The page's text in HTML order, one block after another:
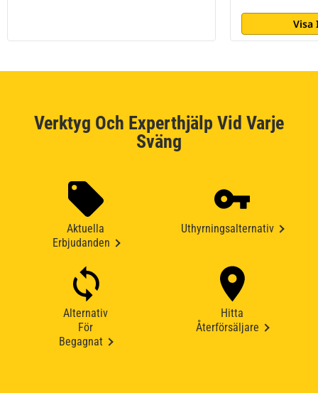
Visa
Verktyg Och Experthjälp Vid Varje
Sväng
Aktuella
Erbjudanden
Uthyrningsalternativ
Alternativ
För
Begagnat
Hitta
Återförsäljare